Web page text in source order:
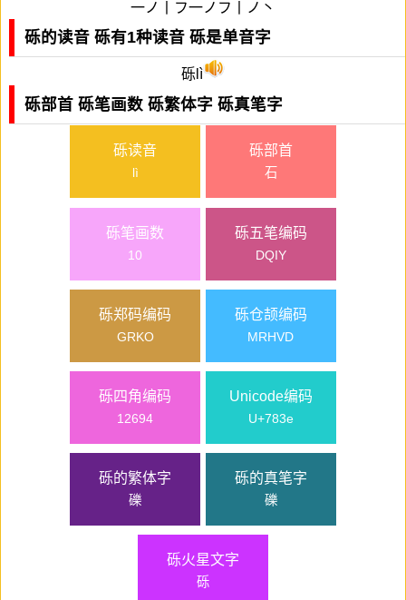
一ノ丨フ一ノフ丨ノ丶
砾的读音 砾有1种读音 砾是单音字
砾lì
砾部首 砾笔画数 砾繁体字 砾真笔字
砾读音
lì
砾部首
石
砾笔画数
10
砾五笔编码
DQIY
砾郑码编码
GRKO
砾仓颉编码
MRHVD
砾四角编码
12694
Unicode编码
U+783e
砾的繁体字
礫
砾的真笔字
礫
砾火星文字
砾